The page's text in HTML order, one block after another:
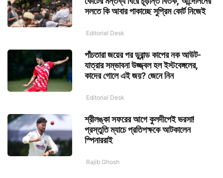
সলতে কি আবার পাকাচ্ছে সুপ্রিম কোর্ট নিজেই
Editorial Desk
পাঁচতারা জয়ের পর ডুরান্ড কাপের নক আউট-
যাত্রার সম্ভাবনা উজ্জ্বল হল ইস্টবেঙ্গলের,
কাদের গোলে এই জয়? জেনে নিন
Editorial Desk
শ্রীলঙ্কা সফরের আগে কুলদীপেই ভরসা!
প্রস্তুতি ম্যাচে প্রতিপক্ষকে আটকালেন
স্পিনাররাই
Rajib Ghosh